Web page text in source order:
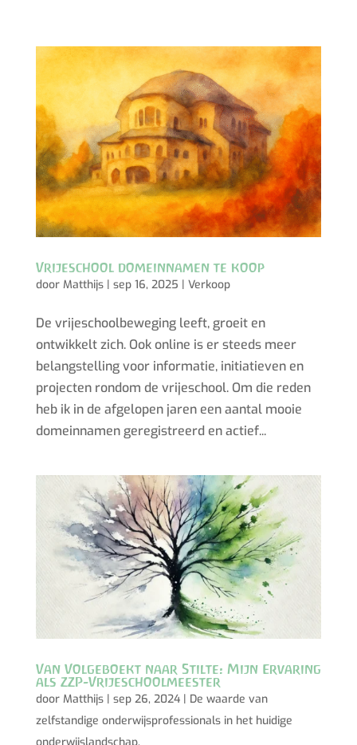
Vrijeschool domeinnamen te koop
door Matthijs| sep 16, 2025 | Verkoop
De vrijeschoolbeweging leeft, groeit en
ontwikkelt zich. Ook online is er steeds meer
belangstelling voor informatie, initiatieven en
projecten rondom de vrijeschool. Om die reden
heb ik in de afgelopen jaren een aantal mooie
domeinnamen geregistreerd en actief...
Van Volgeboekt naar Stilte: Mijn Ervaring
als ZZP-Vrijeschoolmeester
door Matthijs| sep 26, 2024| De waarde van
zelfstandige onderwijsprofessionals in het huidige
onderwijslandschap.